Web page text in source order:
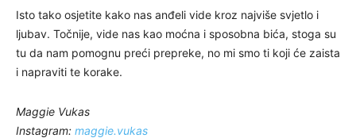
Isto tako osjetite kako nas anđeli vide kroz najviše svjetlo i
ljubav. Točnije, vide nas kao moćna i sposobna bića, stoga su
tu da nam pomognu preći prepreke, no mi smo ti koji će zaista
i napraviti te korake.
Maggie Vukas
Instagram: maggie.vukas